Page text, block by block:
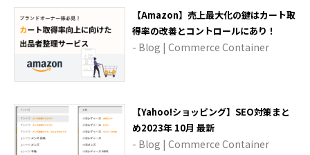
【Amazon】売上最大化の鍵はカート取
得率の改善とコントロールにあり！
- Blog | Commerce Container
【Yahoo!ショッピング】SEO対策まと
め2023年 10月 最新
- Blog | Commerce Container